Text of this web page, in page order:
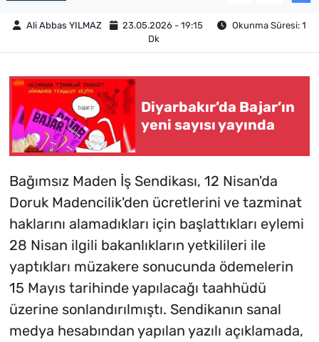
Ali Abbas YILMAZ 23.05.2026 - 19:15
Okunma Süresi: 1
Dk
Diyarbakır’da Bajar’ın
yeni sayısı yayında
Bağımsız Maden İş Sendikası, 12 Nisan'da
Doruk Madencilik'den ücretlerini ve tazminat
haklarını alamadıkları için başlattıkları eylemi
28 Nisan ilgili bakanlıkların yetkilileri ile
yaptıkları müzakere sonucunda ödemelerin
15 Mayıs tarihinde yapılacağı taahhüdü
üzerine sonlandırılmıştı. Sendikanın sanal
medya hesabından yapılan yazılı açıklamada,